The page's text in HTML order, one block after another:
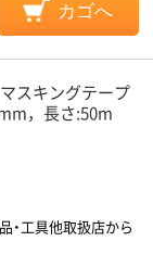
カゴへ
スキングテープ
，長さ:50m
・工具他取扱店から